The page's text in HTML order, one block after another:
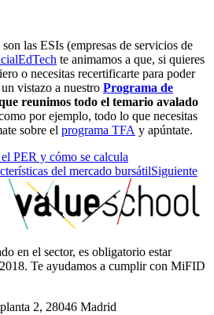
las ESIs (empresas de servicios de
te animamos a que, si quieres
o necesitas recertificarte para poder
vistazo a nuestro Programa de
reunimos todo el temario avalado
por ejemplo, todo lo que necesitas
sobre el programa TFA y apúntate.
PER y cómo se calcula
del mercado bursátilSiguiente
en el sector, es obligatorio estar
Te ayudamos a cumplir con MiFID
2, 28046 Madrid